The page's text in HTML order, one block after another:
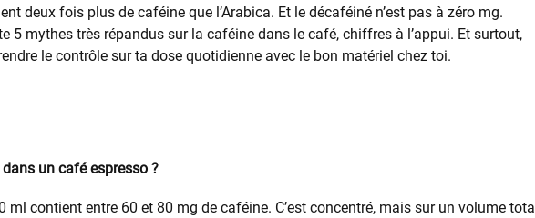
deux fois plus de caféine que l’Arabica. Et le décaféiné n’est pas à zéro mg.
5 mythes très répandus sur la caféine dans le café, chiffres à l’appui. Et surtout,
le contrôle sur ta dose quotidienne avec le bon matériel chez toi.
un café espresso ?
ml contient entre 60 et 80 mg de caféine. C’est concentré, mais sur un volume total